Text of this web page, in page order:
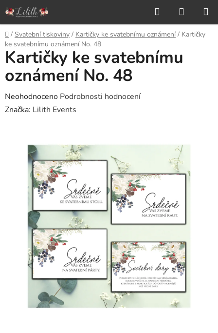
Přejít
na
obsah
Hledat
KOŠÍK
Domů
/ Svatební tiskoviny / Kartičky ke svatebnímu oznámení / Kartičky
ke svatebnímu oznámení No. 48
Kartičky ke svatebnímu
oznámení No. 48
Průměrné
hodnocení
hvězdiček.
Neohodnoceno Podrobnosti hodnocení
Značka: Lilith Events